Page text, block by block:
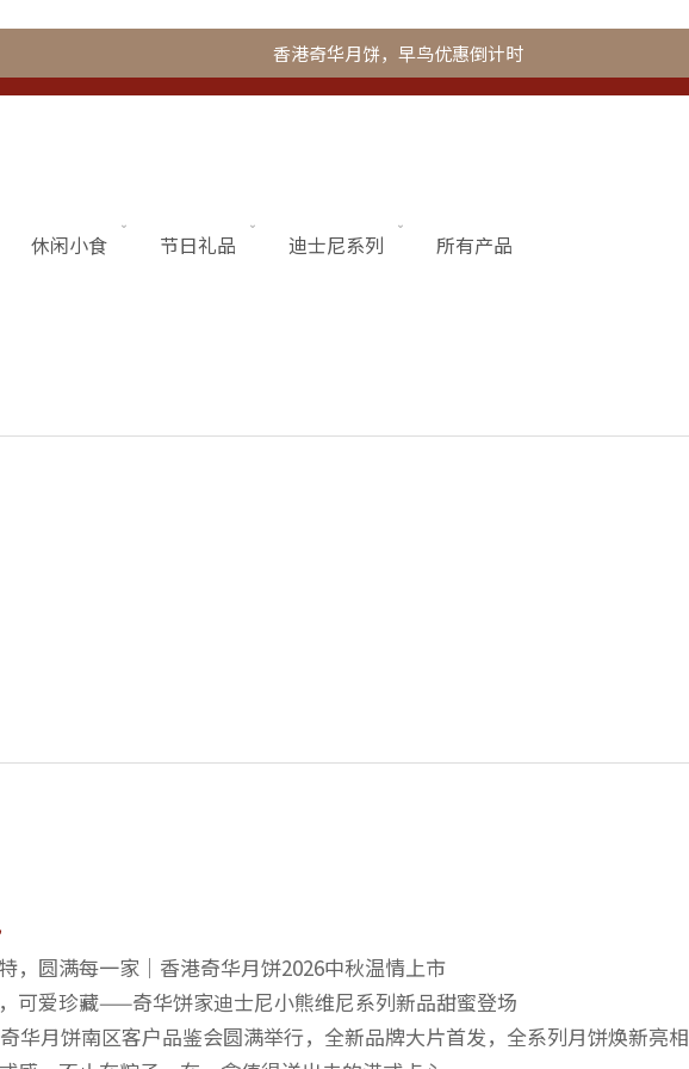
香港奇华月饼，早鸟优惠倒计时
更多
休闲小食 节日礼品 迪士尼系列 所有产品
，圆满每一家｜香港奇华月饼2026中秋温情上市
可爱珍藏——奇华饼家迪士尼小熊维尼系列新品甜蜜登场
华月饼南区客户品鉴会圆满举行，全新品牌大片首发，全系列月饼焕新亮相